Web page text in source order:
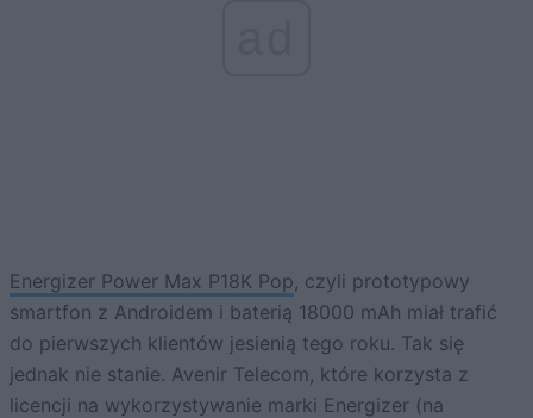
Energizer Power Max P18K Pop, czyli prototypowy
smartfon z Androidem i baterią 18000 mAh miał trafić
do pierwszych klientów jesienią tego roku. Tak się
jednak nie stanie. Avenir Telecom, które korzysta z
licencji na wykorzystywanie marki Energizer (na